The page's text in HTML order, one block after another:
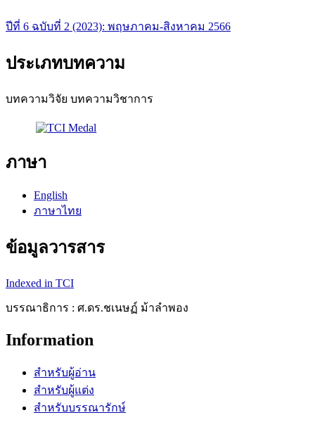
ปีที่ 6 ฉบับที่ 2 (2023): พฤษภาคม-สิงหาคม 2566
ประเภทบทความ
บทความวิจัย บทความวิชาการ
ภาษา
English
ภาษาไทย
ข้อมูลวารสาร
Indexed in TCI
บรรณาธิการ : ศ.ดร.ชเนษฏ์ ม้าลำพอง
Information
สำหรับผู้อ่าน
สำหรับผู้แต่ง
สำหรับบรรณารักษ์